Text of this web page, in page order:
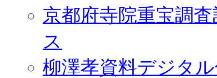
京都府寺院重宝調
ス
柳澤孝資料デジタ